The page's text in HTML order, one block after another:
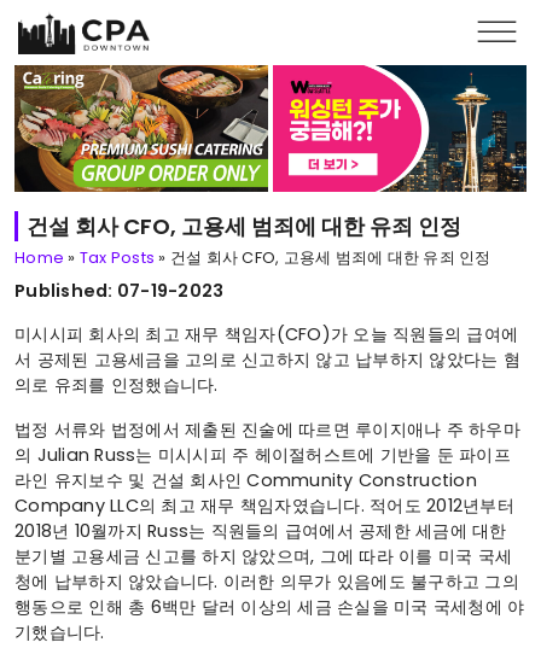
Skip to main content
건설 회사 CFO, 고용세 범죄에 대한 유죄 인정
Home » Tax Posts » 건설 회사 CFO, 고용세 범죄에 대한 유죄 인정
Published: 07-19-2023
미시시피 회사의 최고 재무 책임자(CFO)가 오늘 직원들의 급여에
서 공제된 고용세금을 고의로 신고하지 않고 납부하지 않았다는 혐
의로 유죄를 인정했습니다.
법정 서류와 법정에서 제출된 진술에 따르면 루이지애나 주 하우마
의 Julian Russ는 미시시피 주 헤이절허스트에 기반을 둔 파이프
라인 유지보수 및 건설 회사인 Community Construction
Company LLC의 최고 재무 책임자였습니다. 적어도 2012년부터
2018년 10월까지 Russ는 직원들의 급여에서 공제한 세금에 대한
분기별 고용세금 신고를 하지 않았으며, 그에 따라 이를 미국 국세
청에 납부하지 않았습니다. 이러한 의무가 있음에도 불구하고 그의
행동으로 인해 총 6백만 달러 이상의 세금 손실을 미국 국세청에 야
기했습니다.